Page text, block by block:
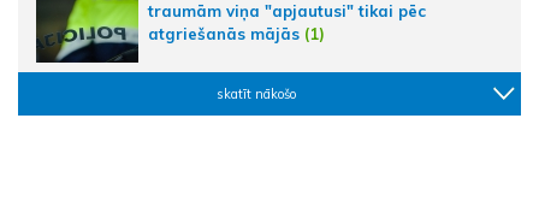
traumām viņa "apjautusi" tikai pēc
atgriešanās mājās (1)
skatīt nākošo